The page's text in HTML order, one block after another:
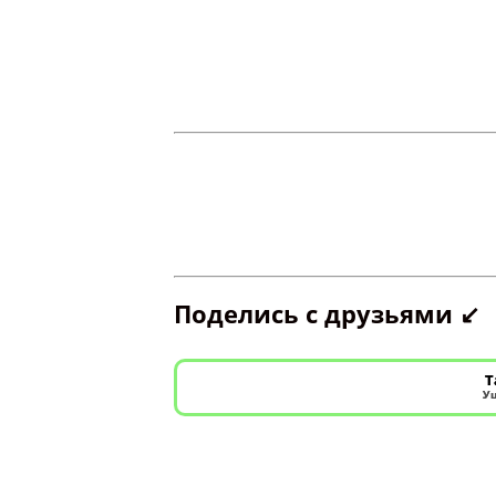
Поделись с друзьями ↙️